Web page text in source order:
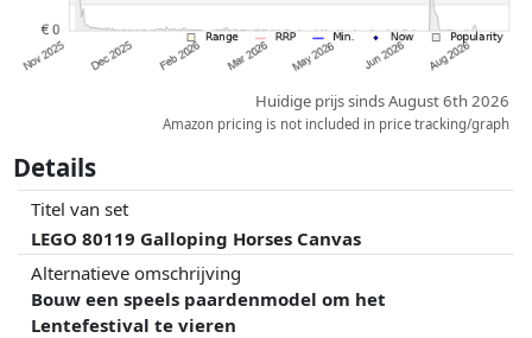
Huidige prijs sinds August 6th 2026
Amazon pricing is not included in price tracking/graph
Details
Titel van set
LEGO 80119 Galloping Horses Canvas
Alternatieve omschrijving
Bouw een speels paardenmodel om het
Lentefestival te vieren